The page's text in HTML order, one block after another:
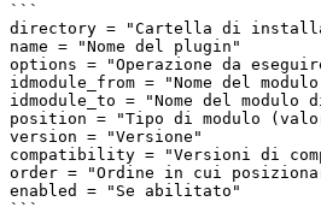
```
directory = "Cartella di
name = "Nome del plugin"
options = "Operazione da
idmodule_from = "Nome del
idmodule_to = "Nome del
position = "Tipo di modulo
version = "Versione"
compatibility = "Versioni di
order = "Ordine in cui
enabled = "Se abilitato"
```